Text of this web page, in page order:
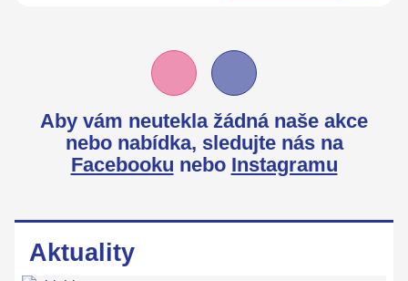
Aby vám neutekla žádná naše akce
nebo nabídka, sledujte nás na
Facebooku nebo Instagramu
Aktuality